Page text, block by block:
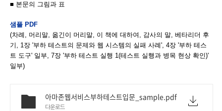
■ 본문의 그림과 표
샘플 PDF
(차례, 머리말, 옮긴이 머리말, 이 책에 대하여, 감사의 말, 베타리더 후
기, 1장 '부하 테스트의 문제와 웹 시스템의 실패 사례', 4장 '부하 테스
트 도구' 일부, 7장 '부하 테스트 실행 1(테스트 실행과 병목 현상 확인)'
일부)
아마존웹서비스부하테스트입문_sample.pdf
다운로드